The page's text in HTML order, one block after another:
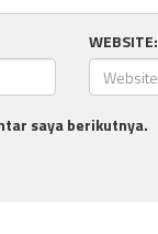
WEBSITE:
saya berikutnya.